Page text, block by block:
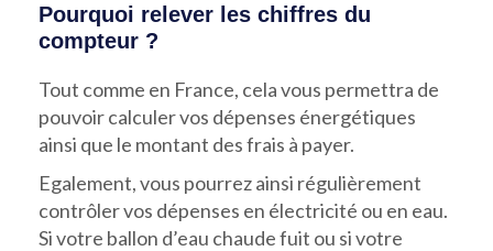
Pourquoi relever les chiffres du
compteur ?
Tout comme en France, cela vous permettra de
pouvoir calculer vos dépenses énergétiques
ainsi que le montant des frais à payer.
Egalement, vous pourrez ainsi régulièrement
contrôler vos dépenses en électricité ou en eau.
Si votre ballon d’eau chaude fuit ou si votre